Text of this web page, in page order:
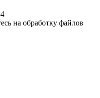
на обработку файлов